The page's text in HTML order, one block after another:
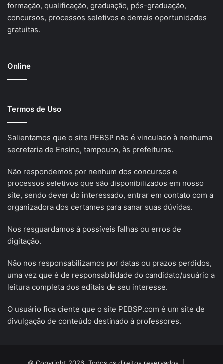
formação, qualificação, graduação, pós-graduação,
concursos, processos seletivos e demais oportunidades
gratuitas.
Online
Termos de Uso
Salientamos que o site PEBSP não é vinculado à nenhuma
secretaria de Ensino, tampouco, às prefeituras.
Não respondemos por nenhum dos concursos e
processos seletivos que são disponibilizados em nosso
site, sendo dever do interessado, entrar em contato com a
organizadora dos certames para sanar suas dúvidas.
Nos resguardamos à possíveis falhas ou erros de
digitação.
Não nos responsabilizamos por datas ou prazos perdidos,
uma vez que é de responsabilidade do candidato/usuário a
leitura completa dos editais de seu interesse.
O usuário fica ciente que o site PEBSP.com é um site de
divulgação de conteúdo destinado à professores.